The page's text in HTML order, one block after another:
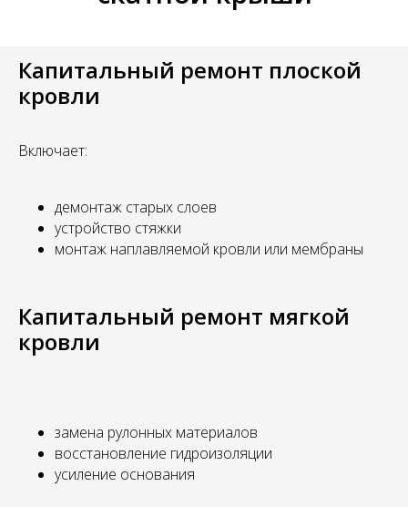
Капитальный ремонт плоской
кровли
Включает:
демонтаж старых слоев
устройство стяжки
монтаж наплавляемой кровли или мембраны
Капитальный ремонт мягкой
кровли
замена рулонных материалов
восстановление гидроизоляции
усиление основания